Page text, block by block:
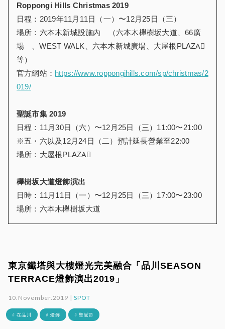
Roppongi Hills Christmas 2019
日程：2019年11月11日（一）〜12月25日（三）
場所：六本木新城設施內 ゙（六本木櫸樹坂大道、66廣
場゙、WEST WALK 、六本木新城廣場、大屋根PLAZA゙
等）
官方網站： https://www.roppongihills.com/sp/christmas/2
019/
聖誕市集 2019
日程：11月30日（六）〜12月25日（三）11:00〜21:00
※五・六以及12月24日（二）預計延長營業至22:00
場所：大屋根PLAZA゙
櫸樹坂大道燈飾演出
日時：11月11日（一）〜12月25日（三）17:00〜23:00
場所：六本木櫸樹坂大道
東京鐵塔與大樓燈光完美融合「品川SEASON
TERRACE燈飾演出2019」
10.November.2019 |SPOT
# 在品川 # 燈飾 # 聖誕節